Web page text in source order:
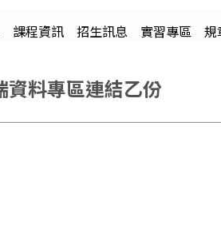
課程資訊 招生訊息 實習專區 規
資料專區連結乙份